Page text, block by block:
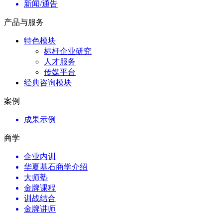
新闻/通告
产品与服务
特色模块
标杆企业研究
人才服务
传媒平台
经典咨询模块
案例
成果示例
商学
企业内训
华夏基石商学介绍
大师塾
金牌课程
训战结合
金牌讲师